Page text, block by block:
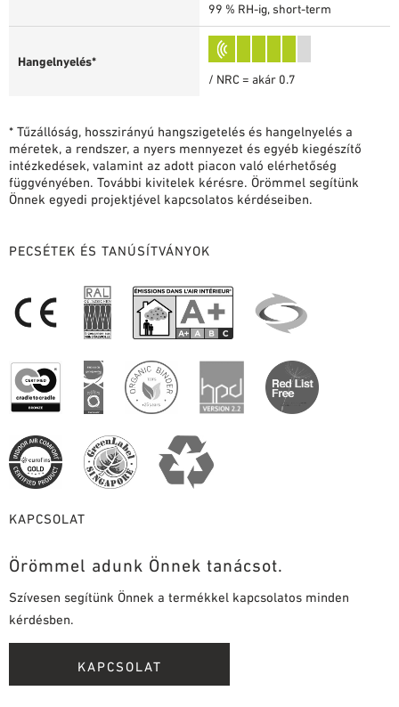
99 % RH-ig, short-term
Hangelnyelés*
/ NRC = akár 0.7
* Tűzállóság, hosszirányú hangszigetelés és hangelnyelés a
méretek, a rendszer, a nyers mennyezet és egyéb kiegészítő
intézkedések, valamint az adott piacon való elérhetőség
függvényében. További kivitelek kérésre. Örömmel segítünk
Önnek egyedi projektjével kapcsolatos kérdéseiben.
PECSÉTEK ÉS TANÚSÍTVÁNYOK
KAPCSOLAT
Örömmel adunk Önnek tanácsot.
Szívesen segítünk Önnek a termékkel kapcsolatos minden
kérdésben.
KAPCSOLAT